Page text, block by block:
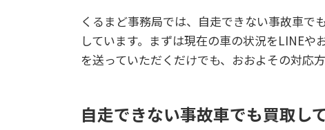
くるまど事務局では、自走できない事故車で
しています。まずは現在の車の状況をLINE
を送っていただくだけでも、おおよその対応
自走できない事故車でも買取し